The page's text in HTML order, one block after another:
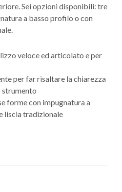
Sei opzioni disponibili: tre
a basso profilo o con
veloce ed articolato e per
per far risaltare la chiarezza
strumento
forme con impugnatura a
liscia tradizionale